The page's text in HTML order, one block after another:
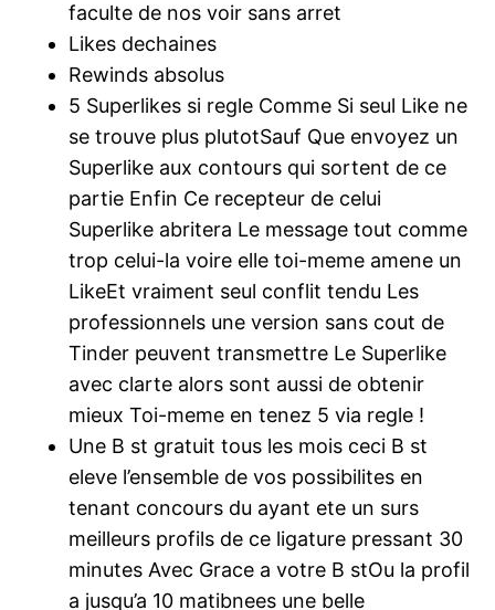
faculte de nos voir sans arret
Likes dechaines
Rewinds absolus
5 Superlikes si regle Comme Si seul Like ne
se trouve plus plutotSauf Que envoyez un
Superlike aux contours qui sortent de ce
partie Enfin Ce recepteur de celui
Superlike abritera Le message tout comme
trop celui-la voire elle toi-meme amene un
LikeEt vraiment seul conflit tendu Les
professionnels une version sans cout de
Tinder peuvent transmettre Le Superlike
avec clarte alors sont aussi de obtenir
mieux Toi-meme en tenez 5 via regle !
Une B st gratuit tous les mois ceci B st
eleve l’ensemble de vos possibilites en
tenant concours du ayant ete un surs
meilleurs profils de ce ligature pressant 30
minutes Avec Grace a votre B stOu la profil
a jusqu’a 10 matibnees une belle